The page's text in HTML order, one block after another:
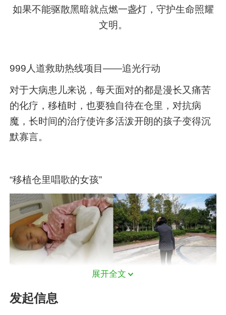
如果不能驱散黑暗就点燃一盏灯，守护生命照耀
文明。
999人道救助热线项目——追光行动
对于大病患儿来说，每天面对的都是漫长又痛苦
的化疗，移植时，也要独自待在仓里，对抗病
魔，长时间的治疗使许多活泼开朗的孩子变得沉
默寡言。
“移植仓里唱歌的女孩”
月月被是通过999人道救助热线求助的第一名患
展开全文
发起信息